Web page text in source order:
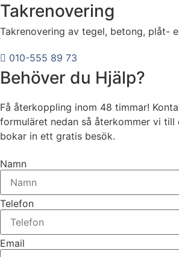
Takrenovering
Takrenovering av tegel, betong, plåt-
010-555 89 73
Behöver du Hjälp?
Få återkoppling inom 48 timmar!
formuläret nedan så återkommer vi till
bokar in ett gratis besök.
Namn
Telefon
Email